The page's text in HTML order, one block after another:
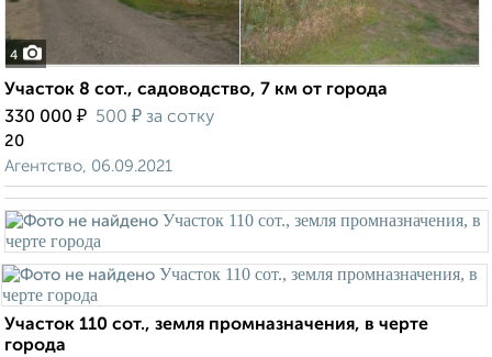
4
Участок 8 сот., садоводство, 7 км от города
330 000 ₽ 500 ₽ за сотку
20
Агентство, 06.09.2021
Участок 110 сот., земля промназначения, в черте
города